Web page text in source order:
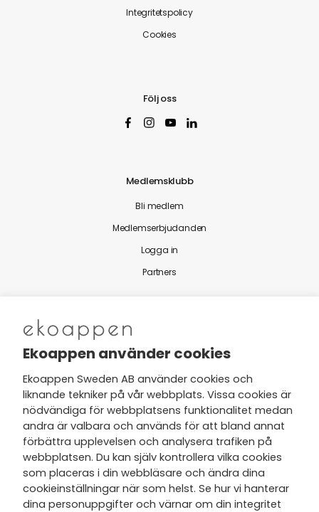
Integritetspolicy
Cookies
Följ oss
Medlemsklubb
Bli medlem
Medlemserbjudanden
Logga in
Partners
Nytt från Ekoappen
Jag har tagit del av Ekoappens
personuppgifts- och
integritetspolicyoch tar gärna del
av nyheter, hälsotips och exklusiva
erbjudanden via min e-post.
Ekoappen använder cookies
Ekoappen Sweden AB använder cookies och
liknande tekniker på vår webbplats. Vissa cookies är
nödvändiga för webbplatsens funktionalitet medan
andra är valbara och används för att bland annat
förbättra upplevelsen och analysera trafiken på
webbplatsen. Du kan själv kontrollera vilka cookies
som placeras i din webbläsare och ändra dina
cookieinställningar när som helst. Se hur vi hanterar
dina personuppgifter och värnar om din integritet